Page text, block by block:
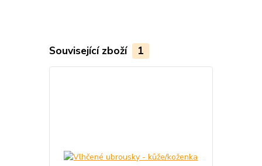
Související zboží 1